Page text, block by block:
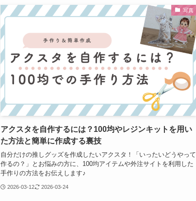
写真
アクスタを自作するには？100均やレジンキットを用い
た方法と簡単に作成する裏技
自分だけの推しグッズを作成したいアクスタ！「いったいどうやって
作るの？」とお悩みの方に、100均アイテムや外注サイトを利用した
手作りの方法をお伝えします♪
2026-03-12 2026-03-24